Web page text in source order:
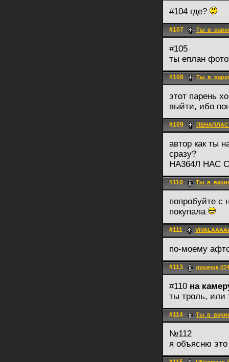
#104 где?
#107
#105
ты еплан
#108
этот парень
выйти, ибо
#109
автор как ты
сразу?
НА364Л НАС
#110
попробуйте с
покупала
#111
по-моему
#113 дурачок
#110 на
ты троль, или
#114
№112
я объясню